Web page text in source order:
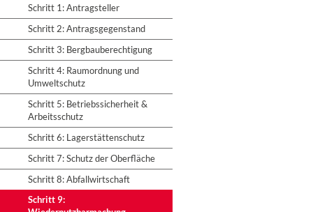
Schritt 1: Antragsteller
Schritt 2: Antragsgegenstand
Schritt 3: Bergbauberechtigung
Schritt 4: Raumordnung und
Umweltschutz
Schritt 5: Betriebssicherheit &
Arbeitsschutz
Schritt 6: Lagerstättenschutz
Schritt 7: Schutz der Oberfläche
Schritt 8: Abfallwirtschaft
Schritt 9: